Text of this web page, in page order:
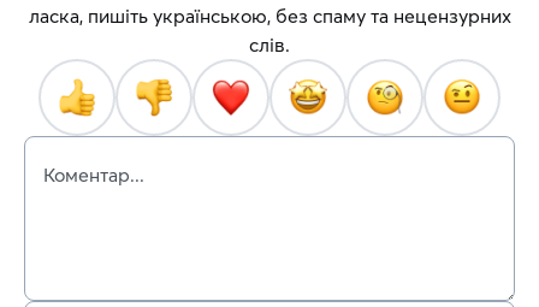
ласка, пишіть українською, без спаму та нецензурних
слів.
Коментар...